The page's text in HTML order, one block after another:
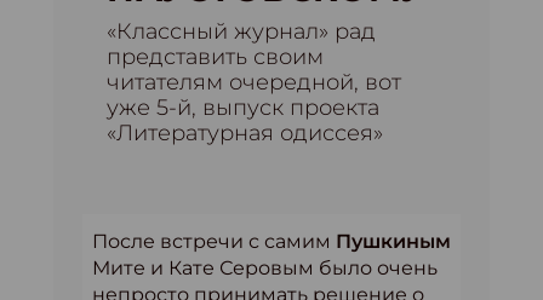
«Классный журнал» рад
представить своим
читателям очередной, вот
уже 5-й, выпуск проекта
«Литературная одиссея»
После встречи с самим Пушкиным
Мите и Кате Серовым было очень
непросто принимать решение о